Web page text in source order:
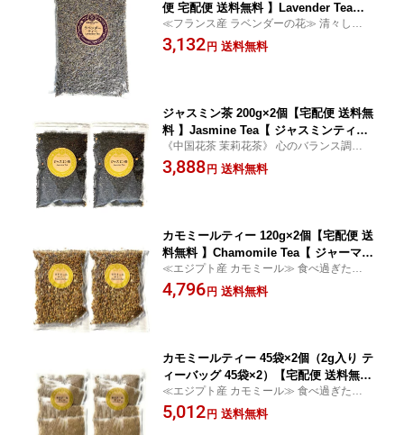
便 宅配便 送料無料 】Lavender Tea【
ラベンダーティ ラベンダー ハーブティ
ー】
≪フランス産 ラベンダーの花≫ 清々しく
心身リラックス 【残留農薬検査済】
3,132 円 送料無料
ジャスミン茶 200g×2個【宅配便 送料無
料 】Jasmine Tea【 ジャスミンティー
フレーバードティー 花茶 】
《中国花茶 茉莉花茶》 心のバランス調整と
美容をサポート 【残留農薬検査済】
3,888 円 送料無料
カモミールティー 120g×2個【宅配便 送
料無料 】Chamomile Tea【 ジャーマン
カモミール カミツレ ハーブティー】
≪エジプト産 カモミール≫ 食べ過ぎた時や
睡眠前のリラックス 【残留農薬検査済】
4,796 円 送料無料
カモミールティー 45袋×2個（2g入り テ
ィーバッグ 45袋×2）【宅配便 送料無料
】Chamomile Tea【 ジャーマンカモミ
ール カミツレ ハーブティー】
≪エジプト産 カモミール≫ 食べ過ぎた時や
睡眠前のリラックス 【残留農薬検査済】
5,012 円 送料無料